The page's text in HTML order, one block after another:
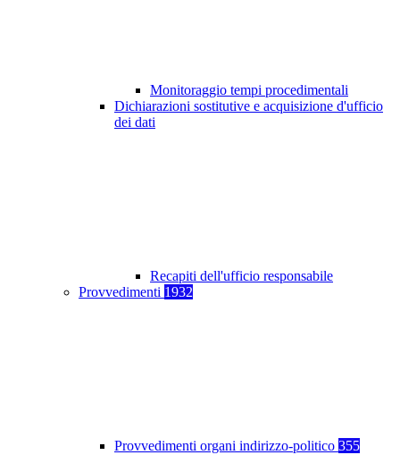
Monitoraggio tempi procedimentali
Dichiarazioni sostitutive e acquisizione d'ufficio
dei dati
Recapiti dell'ufficio responsabile
Provvedimenti 1932
Provvedimenti organi indirizzo-politico 355